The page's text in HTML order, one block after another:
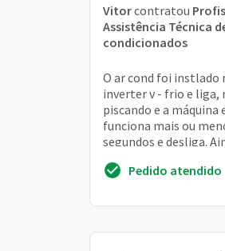
Vitorcontratou
Assistência Técnica
condicionados
O ar cond foi instlado
inverter v - frio e liga,
piscando e a máquina
funciona mais ou
segundos e desliga.
Pedido atendido